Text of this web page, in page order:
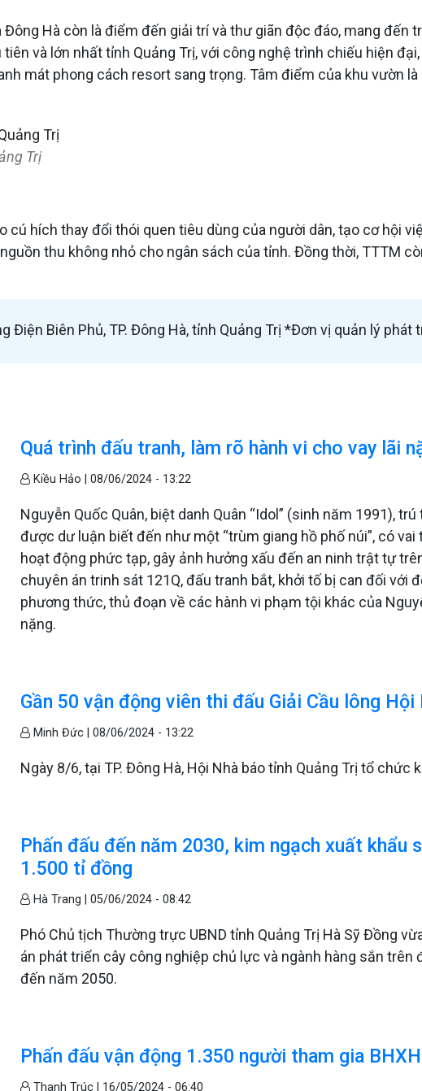
Hà còn là điểm đến giải trí và thư giãn độc đáo, mang đến
và lớn nhất tỉnh Quảng Trị, với công nghệ trình chiếu hiện
mát phong cách resort sang trọng. Tâm điểm của khu vườn
Trị
cú hích thay đổi thói quen tiêu dùng của người dân, tạo cơ hội
thu không nhỏ cho ngân sách của tỉnh. Đồng thời, TTTM
Điện Biên Phủ, TP. Đông Hà, tỉnh Quảng Trị *Đơn vị quản lý
Quá trình đấu tranh, làm rõ hành vi cho vay lãi
Kiều Hảo |08/06/2024 - 13:22
Nguyễn Quốc Quân, biệt danh Quân “Idol” (sinh năm 1991),
được dư luận biết đến như một “trùm giang hồ phố núi”, có
hoạt động phức tạp, gây ảnh hưởng xấu đến an ninh trật tự
chuyên án trinh sát 121Q, đấu tranh bắt, khởi tố bị can đối với
phương thức, thủ đoạn về các hành vi phạm tội khác của
nặng.
Gần 50 vận động viên thi đấu Giải Cầu lông Hội
Minh Đức |08/06/2024 - 13:22
Ngày 8/6, tại TP. Đông Hà, Hội Nhà báo tỉnh Quảng Trị tổ chức
Phấn đấu đến năm 2030, kim ngạch xuất khẩu
1.500 tỉ đồng
Hà Trang |05/06/2024 - 08:42
Phó Chủ tịch Thường trực UBND tỉnh Quảng Trị Hà Sỹ Đồng
án phát triển cây công nghiệp chủ lực và ngành hàng sắn trên
đến năm 2050.
Phấn đấu vận động 1.350 người tham gia
Thanh Trúc | 16/05/2024 - 06:40